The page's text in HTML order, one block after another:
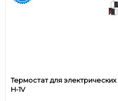
Термостат для
H-1V